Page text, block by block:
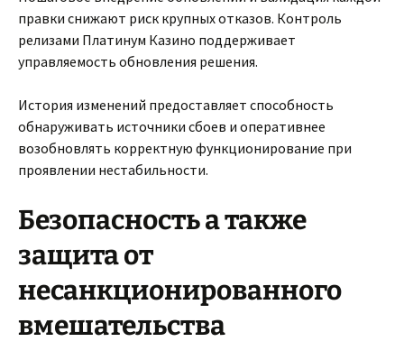
правки снижают риск крупных отказов. Контроль
релизами Платинум Казино поддерживает
управляемость обновления решения.
История изменений предоставляет способность
обнаруживать источники сбоев и оперативнее
возобновлять корректную функционирование при
проявлении нестабильности.
Безопасность а также
защита от
несанкционированного
вмешательства